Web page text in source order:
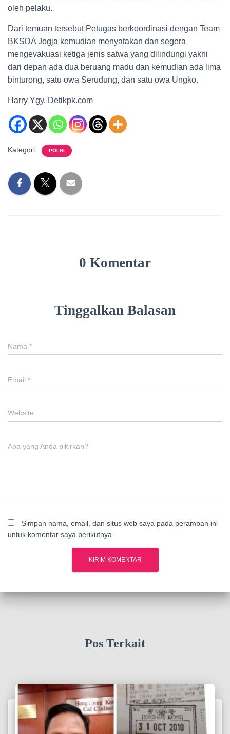
oleh pelaku.
Dari temuan tersebut Petugas berkoordinasi dengan Team
BKSDA Jogja kemudian menyatakan dan segera
mengevakuasi ketiga jenis satwa yang dilindungi yakni
dari depan ada dua beruang madu dan kemudian ada lima
binturong, satu owa Serudung, dan satu owa Ungko.
Harry Ygy, Detikpk.com
Kategori: POLRI
0 Komentar
Tinggalkan Balasan
Nama *
Email *
Website
Apa yang Anda pikirkan?
Simpan nama, email, dan situs web saya pada peramban ini
untuk komentar saya berikutnya.
Pos Terkait